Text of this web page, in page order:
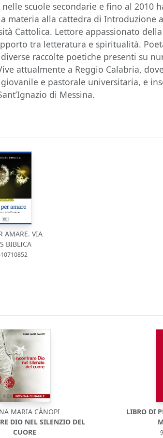
scuole secondarie e fino al 2010
materia alla cattedra di Introduzione
Cattolica. Lettore appassionato
tra letteratura e spiritualità.
raccolte poetiche presenti su
attualmente a Reggio Calabria,
e pastorale universitaria, e
di Messina.
AMARE. VIA
BIBLICA
MARIA CÀNOPI
DIO NEL SILENZIO DEL
CUORE
LIBRO DI